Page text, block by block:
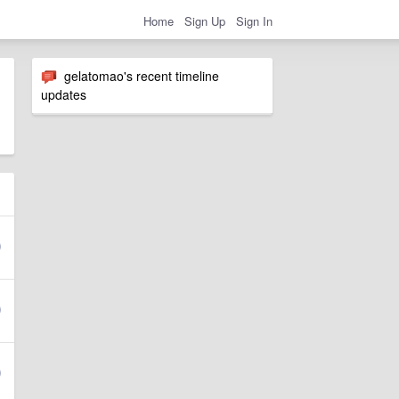
Home Sign Up Sign In
gelatomao's recent timeline
updates